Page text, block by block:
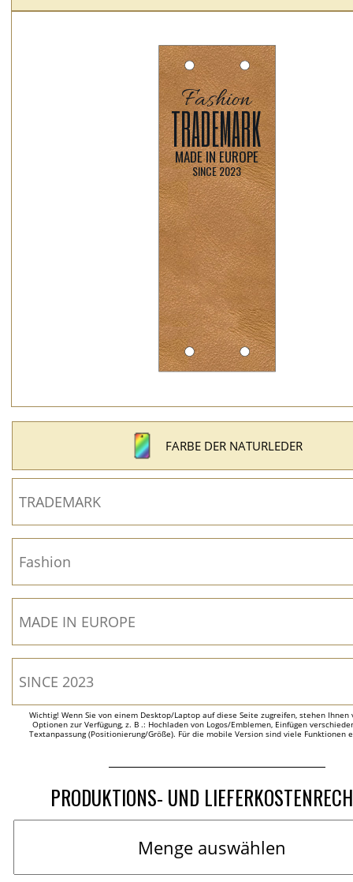
FARBE DER NATURLEDER
Wichtig! Wenn Sie von einem Desktop/Laptop auf diese Seite zugreifen, stehen Ihnen
Optionen zur Verfügung, z. B .: Hochladen von Logos/Emblemen, Einfügen
Textanpassung (Positionierung/Größe). Für die mobile Version sind viele Funktionen
PRODUKTIONS- UND